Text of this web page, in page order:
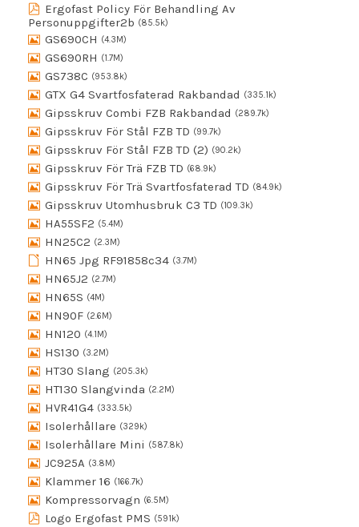
Ergofast Policy För Behandling Av
Personuppgifter2b (85.5k)
GS690CH (4.3M)
GS690RH (1.7M)
GS738C (953.8k)
GTX G4 Svartfosfaterad Rakbandad (335.1k)
Gipsskruv Combi FZB Rakbandad (289.7k)
Gipsskruv För Stål FZB TD (99.7k)
Gipsskruv För Stål FZB TD (2) (90.2k)
Gipsskruv För Trä FZB TD (68.9k)
Gipsskruv För Trä Svartfosfaterad TD (84.9k)
Gipsskruv Utomhusbruk C3 TD (109.3k)
HA55SF2 (5.4M)
HN25C2 (2.3M)
HN65 Jpg RF91858c34 (3.7M)
HN65J2 (2.7M)
HN65S (4M)
HN90F (2.6M)
HN120 (4.1M)
HS130 (3.2M)
HT30 Slang (205.3k)
HT130 Slangvinda (2.2M)
HVR41G4 (333.5k)
Isolerhållare (329k)
Isolerhållare Mini (587.8k)
JC925A (3.8M)
Klammer 16 (166.7k)
Kompressorvagn (6.5M)
Logo Ergofast PMS (591k)